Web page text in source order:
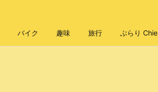
バイク 趣味 旅行 ぶらり Chie